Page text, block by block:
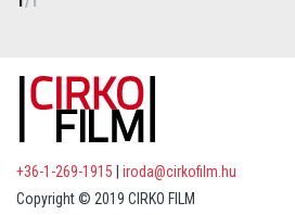
+36-1-269-1915
iroda@cirkofilm.hu
Copyright © 2019 CIRKO FILM